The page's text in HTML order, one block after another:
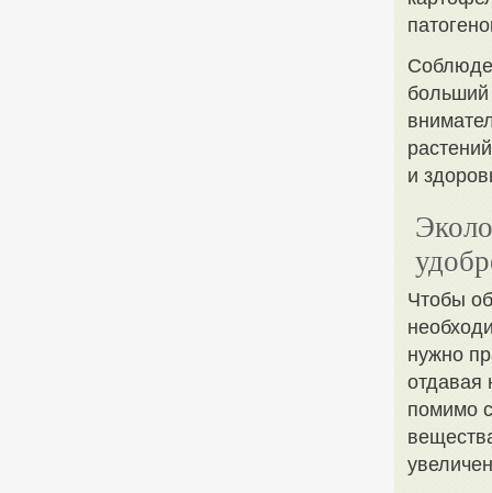
больший
и
Чтобы
нужно
отдавая
помимо